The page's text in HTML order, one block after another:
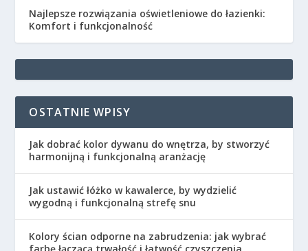
Najlepsze rozwiązania oświetleniowe do łazienki:
Komfort i funkcjonalność
OSTATNIE WPISY
Jak dobrać kolor dywanu do wnętrza, by stworzyć
harmonijną i funkcjonalną aranżację
Jak ustawić łóżko w kawalerce, by wydzielić
wygodną i funkcjonalną strefę snu
Kolory ścian odporne na zabrudzenia: jak wybrać